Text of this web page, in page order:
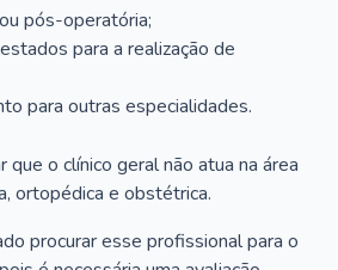
pós-operatória;
para a realização de
para outras especialidades.
o clínico geral não atua na área
ortopédica e obstétrica.
procurar esse profissional para o